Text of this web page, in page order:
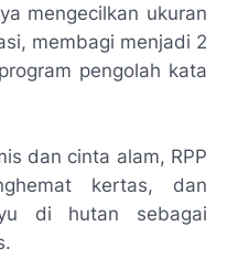
mengecilkan ukuran
membagi menjadi 2
pengolah kata
dan cinta alam, RPP
kertas, dan
di hutan sebagai